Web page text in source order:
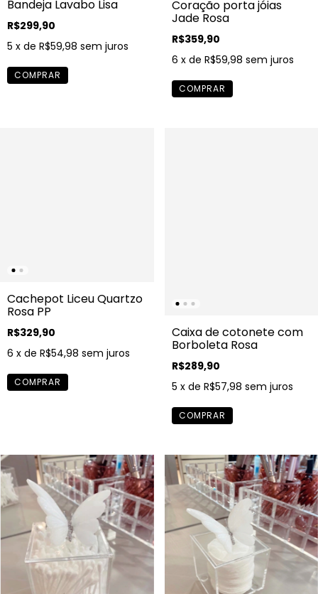
Bandeja Lavabo Lisa
R$299,90
5 x de R$59,98 sem juros
Coração porta jóias
Jade Rosa
R$359,90
6 x de R$59,98 sem juros
Cachepot Liceu Quartzo
Rosa PP
R$329,90
6 x de R$54,98 sem juros
Caixa de cotonete com
Borboleta Rosa
R$289,90
5 x de R$57,98 sem juros